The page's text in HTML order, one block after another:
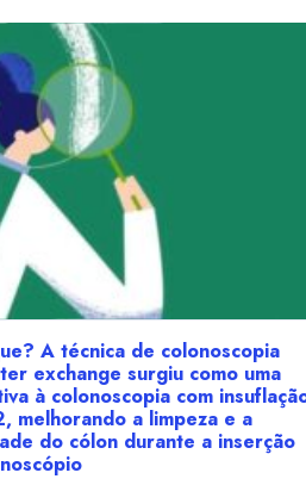
A técnica de colonoscopia
exchange surgiu como uma
à colonoscopia com
melhorando a limpeza e a
do cólon durante a inserção